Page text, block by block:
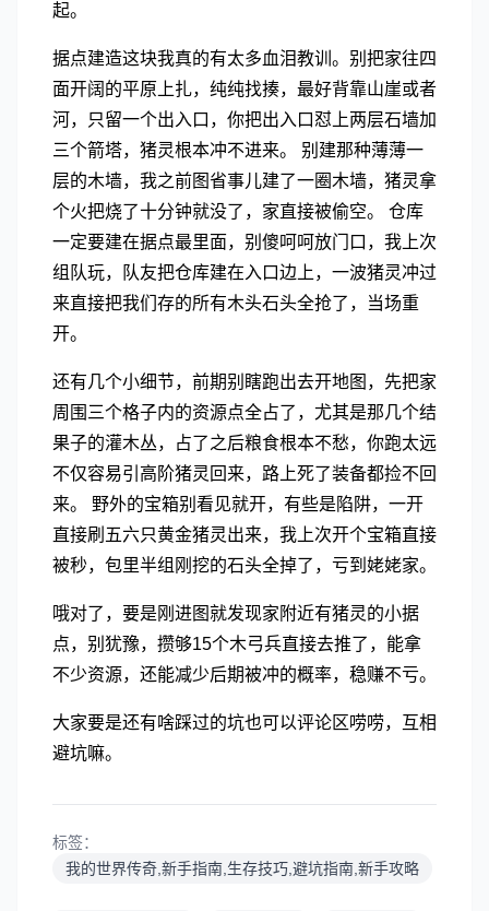
起。
据点建造这块我真的有太多血泪教训。别把家往四
面开阔的平原上扎，纯纯找揍，最好背靠山崖或者
河，只留一个出入口，你把出入口怼上两层石墙加
三个箭塔，猪灵根本冲不进来。 别建那种薄薄一
层的木墙，我之前图省事儿建了一圈木墙，猪灵拿
个火把烧了十分钟就没了，家直接被偷空。 仓库
一定要建在据点最里面，别傻呵呵放门口，我上次
组队玩，队友把仓库建在入口边上，一波猪灵冲过
来直接把我们存的所有木头石头全抢了，当场重
开。
还有几个小细节，前期别瞎跑出去开地图，先把家
周围三个格子内的资源点全占了，尤其是那几个结
果子的灌木丛，占了之后粮食根本不愁，你跑太远
不仅容易引高阶猪灵回来，路上死了装备都捡不回
来。 野外的宝箱别看见就开，有些是陷阱，一开
直接刷五六只黄金猪灵出来，我上次开个宝箱直接
被秒，包里半组刚挖的石头全掉了，亏到姥姥家。
哦对了，要是刚进图就发现家附近有猪灵的小据
点，别犹豫，攒够15个木弓兵直接去推了，能拿
不少资源，还能减少后期被冲的概率，稳赚不亏。
大家要是还有啥踩过的坑也可以评论区唠唠，互相
避坑嘛。
标签：
我的世界传奇,新手指南,生存技巧,避坑指南,新手攻略